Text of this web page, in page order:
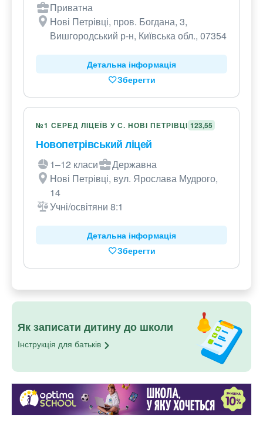
Приватна
Нові Петрівці, пров. Богдана, 3,
Вишгородський р-н, Київська обл., 07354
Детальна інформація
Зберегти
№1 СЕРЕД ЛІЦЕЇВ У С. НОВІ ПЕТРІВЦІ 123,55
Новопетрівський ліцей
1–12 класи
Державна
Нові Петрівці, вул. Ярослава Мудрого,
14
Учні/освітяни 8:1
Детальна інформація
Зберегти
Як записати дитину до школи
Інструкція для батьків